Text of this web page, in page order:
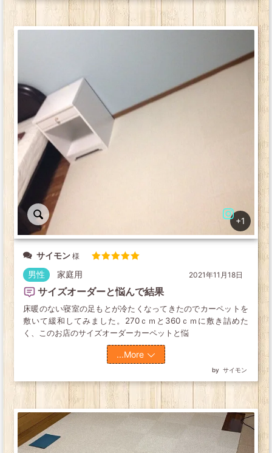
+1
サイモン
2021年11月18日
サイモン
男性 家庭用
サイズオーダーと悩んで結果
床暖のない寝室の足もとが冷たくなってきたのでカーペットを
敷いて緩和してみました。270ｃｍと360ｃｍに敷き詰めた
く、このお店のサイズオーダーカーペットと悩
...More